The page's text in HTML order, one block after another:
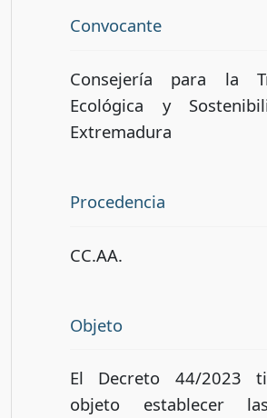
Convocante
Consejería para la
Ecológica y
Extremadura
Procedencia
CC.AA.
Objeto
El Decreto 44/2023
objeto establecer